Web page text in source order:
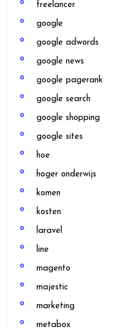
freelancer
google
google adwords
google news
google pagerank
google search
google shopping
google sites
hoe
hoger onderwijs
komen
kosten
laravel
line
magento
majestic
marketing
metabox